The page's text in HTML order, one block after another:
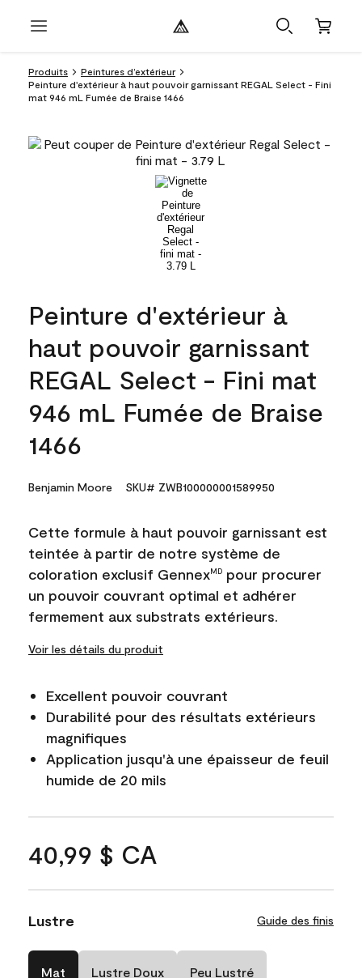
Produits
Peintures d’extérieur
Peinture d'extérieur à haut pouvoir garnissant REGAL Select - Fini
mat 946 mL Fumée de Braise 1466
Peinture d'extérieur à
haut pouvoir garnissant
REGAL Select - Fini mat
946 mL Fumée de Braise
1466
Benjamin Moore SKU# ZWB100000001589950
Cette formule à haut pouvoir garnissant est
teintée à partir de notre système de
coloration exclusif GennexMD pour procurer
un pouvoir couvrant optimal et adhérer
fermement aux substrats extérieurs.
Voir les détails du produit
Excellent pouvoir couvrant
Durabilité pour des résultats extérieurs
magnifiques
Application jusqu'à une épaisseur de feuil
humide de 20 mils
40,99 $ CA
Lustre Guide des finis
Mat Lustre Doux Peu Lustré